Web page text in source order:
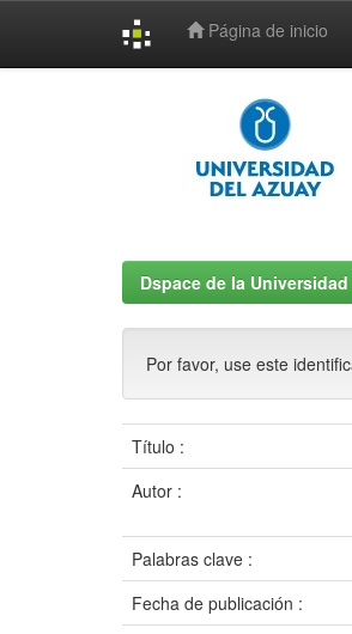
Página de inicio
Dspace de la
Por favor, use este
Título :
Autor :
Palabras clave :
Fecha de publicación :